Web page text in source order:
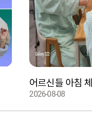
어르신들 아침
2026-08-08